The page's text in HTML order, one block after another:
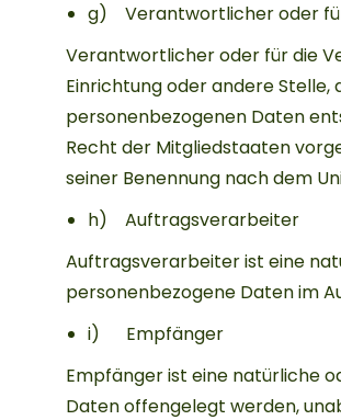
g) Verantwortlicher oder
Verantwortlicher oder für die
Einrichtung oder andere
personenbezogenen Daten
Recht der Mitgliedstaaten
seiner Benennung nach dem
h) Auftragsverarbeiter
Auftragsverarbeiter ist eine
personenbezogene Daten im
i) Empfänger
Empfänger ist eine natürliche
Daten offengelegt werden,